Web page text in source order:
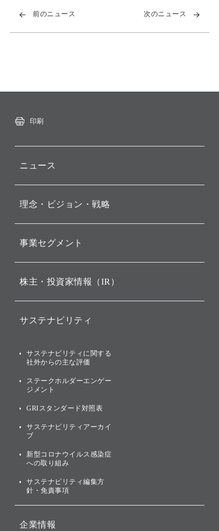
前のニュース 次のニュース
印刷
ニュース
お知らせ
動画配信
理念・ビジョン・戦略
経営理念
ビジョン
戦略
バリュー
ソフトバンクグループの歩
[AI] What dreams are made
事業セグメント
ソフトバンク・ビジョン・
その他
グループ企業一覧
株主・投資家情報（IR）
IRカレンダー
業績・財務
アニュアルレポート
株主・投資家情報（IR）に
サステナビリティ
トップメッセージ
サステナビリティの考え方
ガバナンス
投資先のサステナビリティ
サステナビリティに関する
社外からの主な評価
ステークホルダーエンゲー
ジメント
GRIスタンダード対照表
サステナビリティアーカイ
ブ
新型コロナウイルス感染症
への取り組み
サステナビリティ編集方
針・免責事項
企業情報